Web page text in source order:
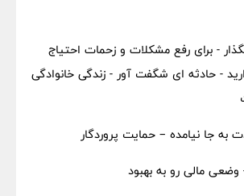
- برای رفع مشکلات و زحمات احتیاج
- حادثه ای شگفت آور - زندگی خانوادگی
به جا نیامده – حمایت پروردگار
مالی رو به بهبود